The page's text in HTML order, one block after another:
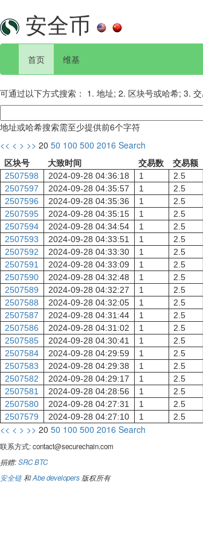
安全币
首页 维基
可通过以下方式搜索： 1. 地址; 2. 区块号或哈希; 3.
地址或哈希搜索需至少提供前6个字符
<< < > >> 20 50 100 500 2016 Search
区块号 大致时间 交易数 交易额
2507598
2024-09-28 04:36:18 1 2.5
2507597
2024-09-28 04:35:57 1 2.5
2507596
2024-09-28 04:35:36 1 2.5
2507595
2024-09-28 04:35:15 1 2.5
2507594
2024-09-28 04:34:54 1 2.5
2507593
2024-09-28 04:33:51 1 2.5
2507592
2024-09-28 04:33:30 1 2.5
2507591
2024-09-28 04:33:09 1 2.5
2507590
2024-09-28 04:32:48 1 2.5
2507589
2024-09-28 04:32:27 1 2.5
2507588
2024-09-28 04:32:05 1 2.5
2507587
2024-09-28 04:31:44 1 2.5
2507586
2024-09-28 04:31:02 1 2.5
2507585
2024-09-28 04:30:41 1 2.5
2507584
2024-09-28 04:29:59 1 2.5
2507583
2024-09-28 04:29:38 1 2.5
2507582
2024-09-28 04:29:17 1 2.5
2507581
2024-09-28 04:28:56 1 2.5
2507580
2024-09-28 04:27:31 1 2.5
2507579
2024-09-28 04:27:10 1 2.5
<< < > >> 20 50 100 500 2016 Search
联系方式:contact@securechain.com
捐赠:SRCBTC
安全链和Abe developers 版权所有